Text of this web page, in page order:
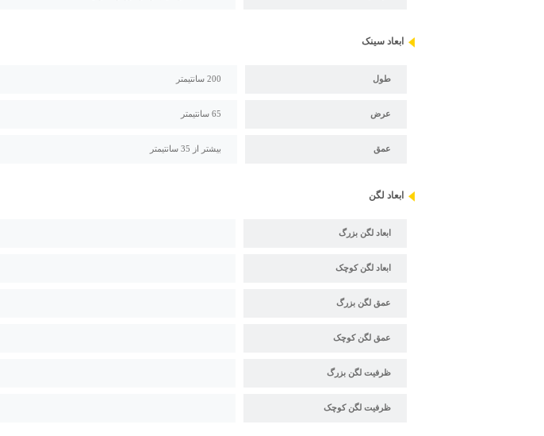
ابعاد سینک
طول 200 سانتیمتر
عرض 65 سانتیمتر
عمق بیشتر از 35 سانتیمتر
ابعاد لگن
ابعاد لگن بزرگ
ابعاد لگن کوچک
عمق لگن بزرگ
عمق لگن کوچک
ظرفیت لگن بزرگ
ظرفیت لگن کوچک